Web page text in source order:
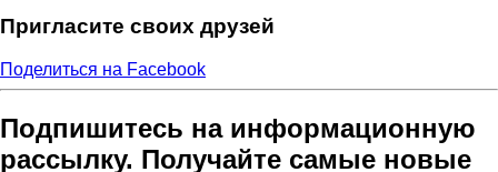
Пригласите своих друзей
Поделиться на Facebook
Подпишитесь на информационную
рассылку. Получайте самые новые